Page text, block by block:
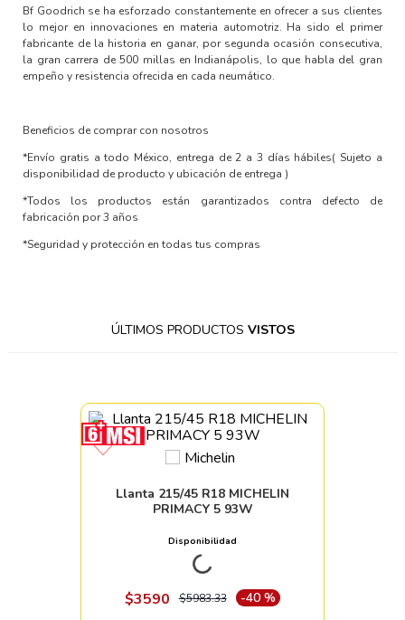
Bf Goodrich se ha esforzado constantemente en ofrecer a sus clientes
lo mejor en innovaciones en materia automotriz. Ha sido el primer
fabricante de la historia en ganar, por segunda ocasión consecutiva,
la gran carrera de 500 millas en Indianápolis, lo que habla del gran
empeño y resistencia ofrecida en cada neumático.
Beneficios de comprar con nosotros
*Envío gratis a todo México, entrega de 2 a 3 días hábiles( Sujeto a
disponibilidad de producto y ubicación de entrega )
*Todos los productos están garantizados contra defecto de
fabricación por 3 años
*Seguridad y protección en todas tus compras
ÚLTIMOS PRODUCTOS VISTOS